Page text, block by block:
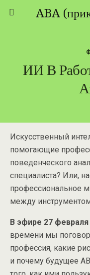
ИИ В
Искусственный
помогающие
поведенческого
специалиста? Или,
профессиональное
между
В эфире 27 февраля
времени мы
профессия, какие
и почему будущее